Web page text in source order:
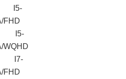
I5-
FHD
I5-
WQHD
I7-
FHD